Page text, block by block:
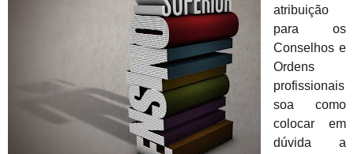
atribuição
para os
Conselhos e
Ordens
profissionais
soa como
colocar em
dúvida a